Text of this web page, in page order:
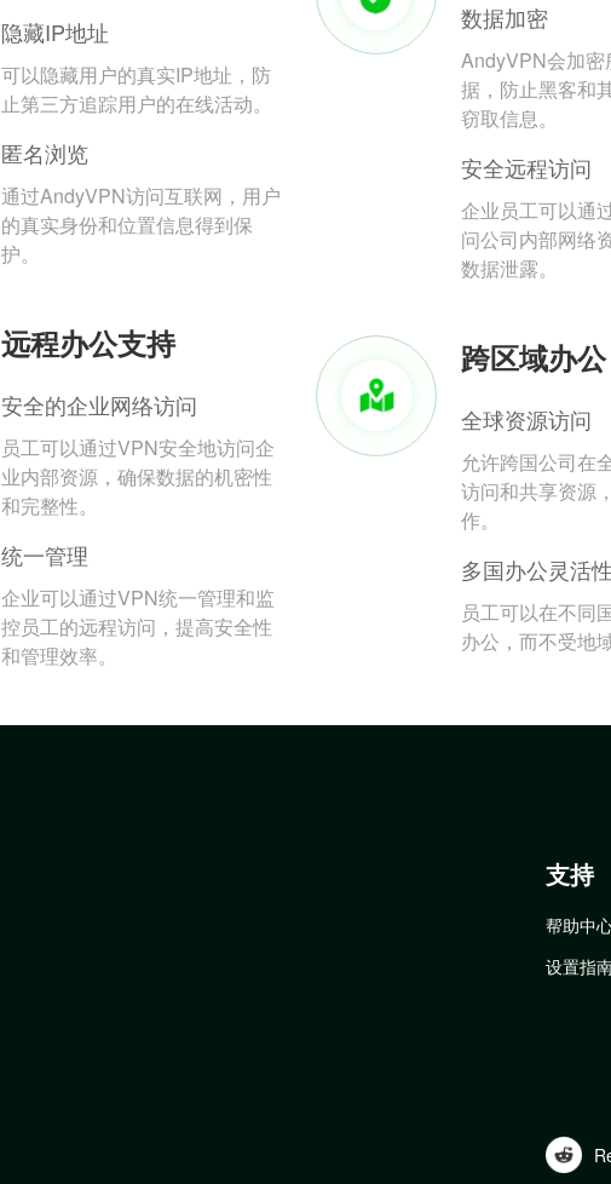
隐藏IP地址
可以隐藏用户的真实IP地址，防
止第三方追踪用户的在线活动。
匿名浏览
通过AndyVPN访问互联网，用户
的真实身份和位置信息得到保
护。
数据加密
AndyVPN会加密
据，防止黑客和
窃取信息。
安全远程访问
企业员工可以通
问公司内部网络
数据泄露。
远程办公支持
安全的企业网络访问
员工可以通过VPN安全地访问企
业内部资源，确保数据的机密性
和完整性。
统一管理
企业可以通过VPN统一管理和监
控员工的远程访问，提高安全性
和管理效率。
跨区域办公
全球资源访问
允许跨国公司在
访问和共享资源
作。
多国办公灵活性
员工可以在不同
办公，而不受地
支持
帮助中
设置指